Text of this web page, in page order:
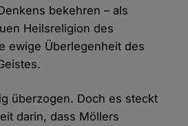
bekehren – als
Heilsreligion des
ewige Überlegenheit des
überzogen. Doch es steckt
darin, dass Möllers